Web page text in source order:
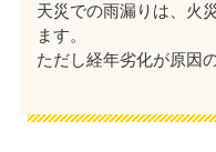
天災での雨漏りは、火
ます。
ただし経年劣化が原因